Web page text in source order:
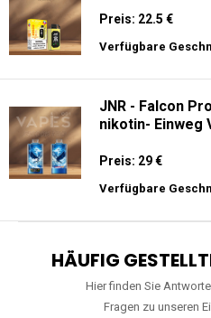
Preis: 22.5 €
Verfügbare
JNR - Falcon
nikotin- Einweg
Preis: 29 €
Verfügbare
HÄUFIG
Hier finden Sie
Fragen zu unseren